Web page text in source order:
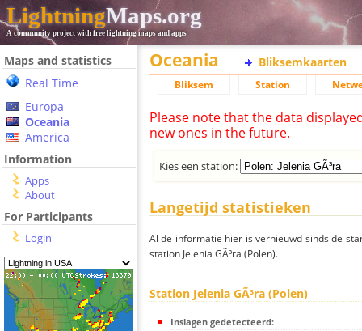
LightningMaps.org
A community project with free lightning maps and apps
Maps and statistics
Real Time
Europa
Oceania
America
Information
Apps
About
For Participants
Login
Oceania Bliksemkaarten
Bliksem Station
Please note that the data
new ones in the future.
Kies een station:
Langetijd statistieken
Al de informatie hier is vernieuwd sinds de
station Jelenia GÃ³ra (Polen).
Station Jelenia GÃ³ra (Polen)
Inslagen gedetecteerd: